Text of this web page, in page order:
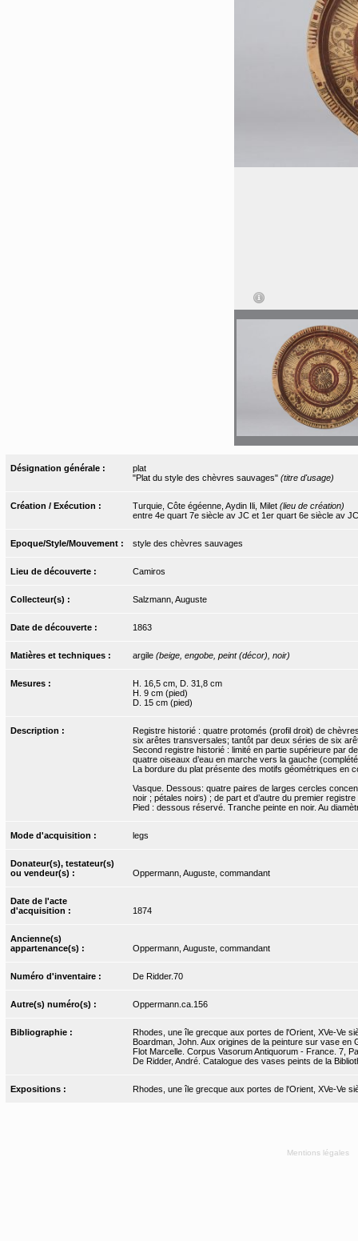
Désignation générale :
plat
"Plat du style des chèvres sauvages" (titre d'usage)
Création / Exécution : Turquie, Côte égéenne, Aydin Ili, Milet (lieu de création)
entre 4e quart 7e siècle av JC et 1er quart 6e siècle av JC
Epoque/Style/Mouvement : style des chèvres sauvages
Lieu de découverte : Camiros
Collecteur(s) : Salzmann, Auguste
Date de découverte : 1863
Matières et techniques : argile (beige, engobe, peint (décor), noir)
Mesures :
H. 16,5 cm, D. 31,8 cm
H. 9 cm (pied)
D. 15 cm (pied)
Description :
Registre historié : quatre protomés (profil droit) de
six arêtes transversales; tantôt par deux séries de six
Second registre historié : limité en partie supérieure par
quatre oiseaux d’eau en marche vers la gauche
La bordure du plat présente des motifs géométriques en
Vasque. Dessous: quatre paires de larges cercles
noir ; pétales noirs) ; de part et d’autre du premier
Pied : dessous réservé. Tranche peinte en noir. Au
Mode d'acquisition : legs
Donateur(s), testateur(s)
ou vendeur(s) :
Oppermann, Auguste, commandant
Date de l'acte
d'acquisition :
1874
Ancienne(s)
appartenance(s) :
Oppermann, Auguste, commandant
Numéro d'inventaire : De Ridder.70
Autre(s) numéro(s) : Oppermann.ca.156
Bibliographie :
Rhodes, une île grecque aux portes de l'Orient, XVe-Ve
Boardman, John. Aux origines de la peinture sur vase
Flot Marcelle. Corpus Vasorum Antiquorum - France. 7,
De Ridder, André. Catalogue des vases peints de la
Expositions : Rhodes, une île grecque aux portes de l'Orient, XVe-Ve
Mentions légales